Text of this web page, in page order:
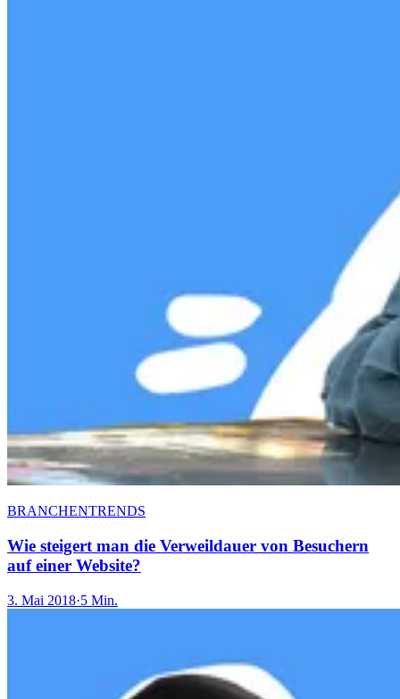
BRANCHENTRENDS
Wie steigert man die Verweildauer von Besuchern
auf einer Website?
3. Mai 2018·5 Min.